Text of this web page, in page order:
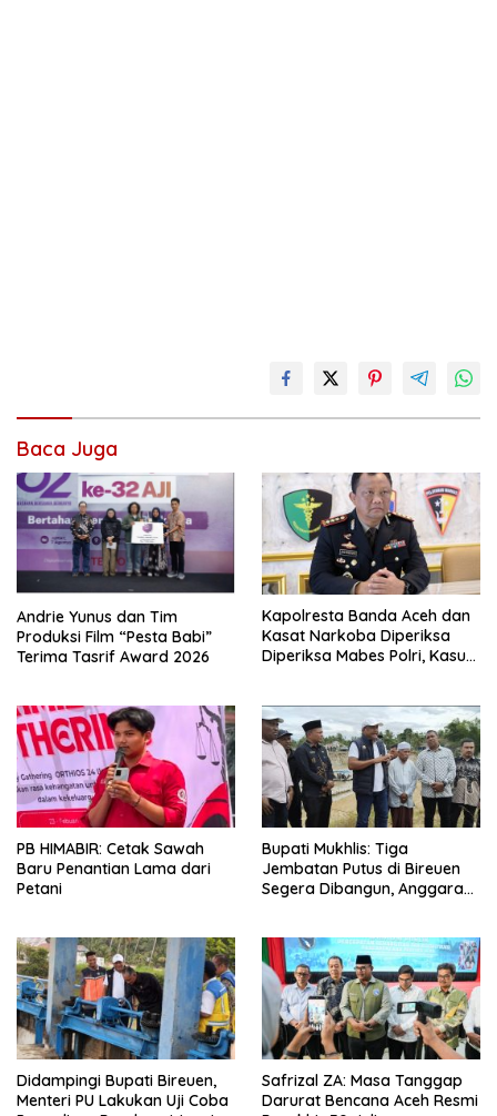
Baca Juga
Andrie Yunus dan Tim
Produksi Film “Pesta Babi”
Terima Tasrif Award 2026
Kapolresta Banda Aceh dan
Kasat Narkoba Diperiksa
Diperiksa Mabes Polri, Kasus
PB HIMABIR: Cetak Sawah
Baru Penantian Lama dari
Petani
Bupati Mukhlis: Tiga
Jembatan Putus di Bireuen
Segera Dibangun, Anggaran
Didampingi Bupati Bireuen,
Menteri PU Lakukan Uji Coba
Safrizal ZA: Masa Tanggap
Darurat Bencana Aceh Resmi